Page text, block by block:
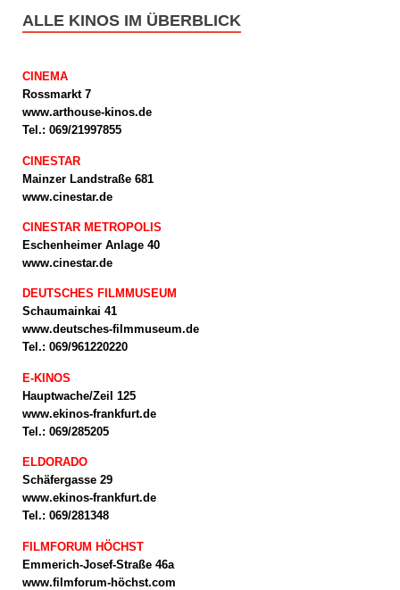
ALLE KINOS IM ÜBERBLICK
CINEMA
Rossmarkt 7
www.arthouse-kinos.de
Tel.: 069/21997855
CINESTAR
Mainzer Landstraße 681
www.cinestar.de
CINESTAR METROPOLIS
Eschenheimer Anlage 40
www.cinestar.de
DEUTSCHES FILMMUSEUM
Schaumainkai 41
www.deutsches-filmmuseum.de
Tel.: 069/961220220
E-KINOS
Hauptwache/Zeil 125
www.ekinos-frankfurt.de
Tel.: 069/285205
ELDORADO
Schäfergasse 29
www.ekinos-frankfurt.de
Tel.: 069/281348
FILMFORUM HÖCHST
Emmerich-Josef-Straße 46a
www.filmforum-höchst.com